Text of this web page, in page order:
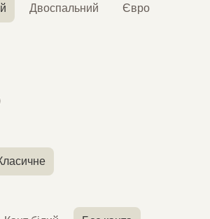
Двоспальний Євро